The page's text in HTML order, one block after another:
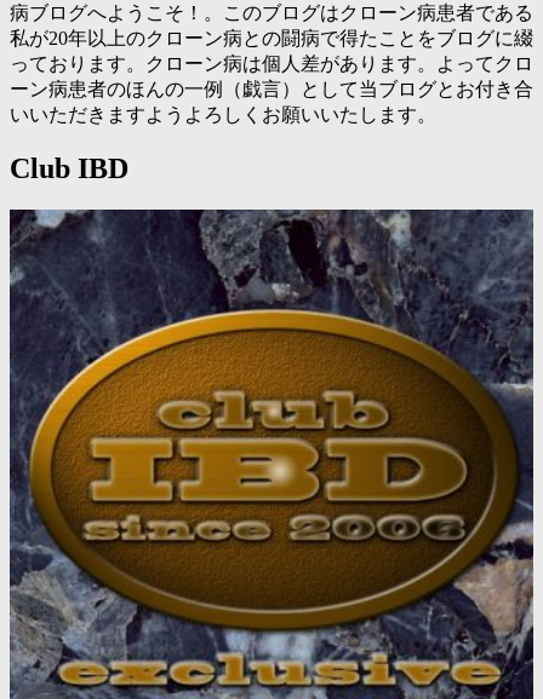
病ブログへようこそ！。このブログはクローン病患者である
私が20年以上のクローン病との闘病で得たことをブログに綴
っております。クローン病は個人差があります。よってクロ
ーン病患者のほんの一例（戯言）として当ブログとお付き合
いいただきますようよろしくお願いいたします。
Club IBD